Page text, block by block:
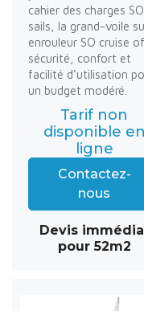
cahier des charges SO
sails, la grand-voile
enrouleur SO cruise
sécurité, confort et
facilité d'utilisation
un budget modéré.
Tarif non
disponible en
ligne
Contactez-
nous
Devis
pour 52m2